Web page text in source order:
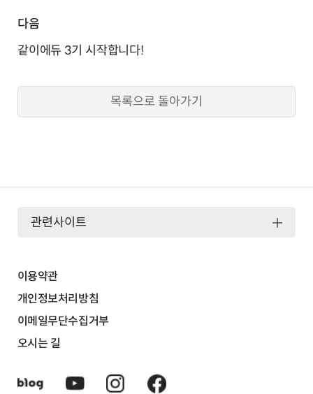
다음
같이에듀 3기 시작합니다!
목록으로 돌아가기
이용약관
개인정보처리방침
이메일무단수집거부
오시는 길
관련사이트